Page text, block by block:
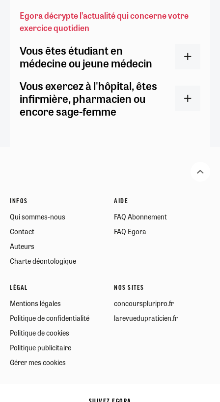
Egora décrypte l’actualité qui concerne votre
exercice quotidien
Vous êtes étudiant en
médecine ou jeune médecin
Vous exercez à l'hôpital, êtes
infirmière, pharmacien ou
encore sage-femme
INFOS
Qui sommes-nous
Contact
Auteurs
Charte déontologique
AIDE
FAQ Abonnement
FAQ Egora
LÉGAL
Mentions légales
Politique de confidentialité
Politique de cookies
Politique publicitaire
Gérer mes cookies
NOS SITES
concourspluripro.fr
larevuedupraticien.fr